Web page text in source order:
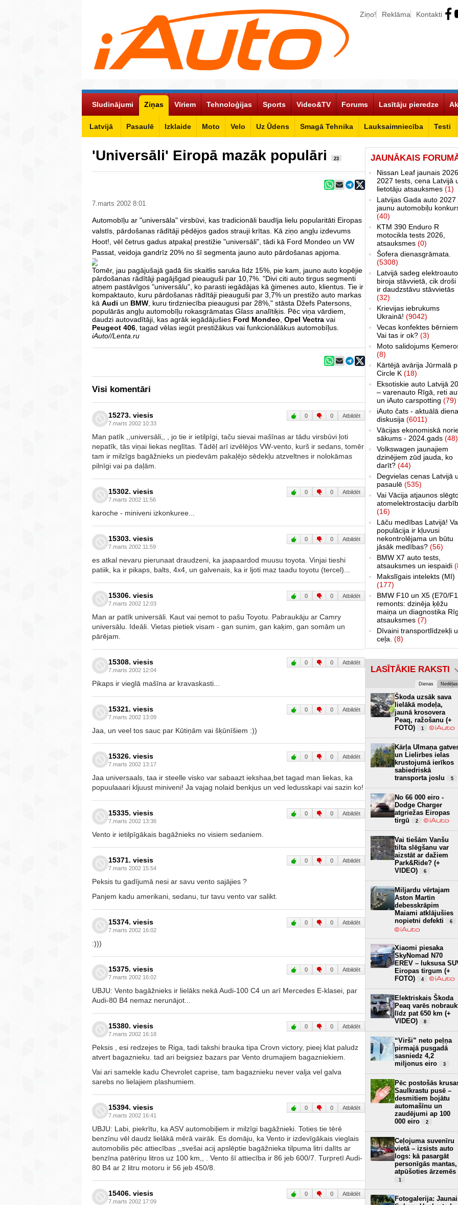
Ziņo! Reklāma Kontakti
Sludinājumi Ziņas
Latvijā Pasaulē Izklaide Moto Velo Uz Ūdens Smagā Tehnika Lauksaimniecība Testi
Vīriem Tehnoloģijas Sports Video&TV Forums Lasītāju pieredze
'Universāli' Eiropā mazāk populāri 23
7.marts 2002 8:01
Automobīļu ar "universāla" virsbūvi, kas tradicionāli baudīja lielu popularitāti Eiropas
valstīs, pārdošanas rādītāji pēdējos gados strauji krītas. Kā ziņo angļu izdevums
Hoot!, vēl četrus gadus atpakaļ prestižie "universāli", tādi kā Ford Mondeo un VW
Passat, veidoja gandrīz 20% no šī segmenta jauno auto pārdošanas apjoma.
Tomēr, jau pagājušajā gadā šis skaitlis saruka līdz 15%, pie kam, jauno auto kopējie
pārdošanas rādītāji pagājšgad pieauguši par 10,7%. "Divi citi auto tirgus segmenti
atņem pastāvīgos "universālu", ko parasti iegādājas kā ģimenes auto, klientus. Tie ir
kompaktauto, kuru pārdošanas rādītāji pieauguši par 3,7% un prestižo auto markas
kā Audi un BMW , kuru tirdzniecība pieaugusi par 28%," stāsta Džefs Patersons,
populārās angļu automobīļu rokasgrāmatas Glass analītiķis. Pēc viņa vārdiem,
daudzi autovadītāji, kas agrāk iegādājušies Ford Mondeo Opel Vectra vai
Peugeot 406 , tagad vēlas iegūt prestižākus vai funkcionālākus automobīļus.
iAuto//Lenta.ru
Visi komentāri
15273. viesis
7.marts 2002 10:33
0 0 Atbildēt
Man patīk ,,universāli,, , jo tie ir ietilpīgi, taču sievai mašīnas ar tādu virsbūvi ļoti
nepatīk, tās viņai liekas neglītas. Tādēļ arī izvēlējos VW-vento, kurš ir sedans, tomēr
tam ir milzīgs bagāžnieks un piedevām pakaļējo sēdekļu atzveltnes ir nolokāmas
pilnīgi vai pa daļām.
15302. viesis
7.marts 2002 11:56
0 0 Atbildēt
karoche - miniveni izkonkuree...
15303. viesis
7.marts 2002 11:59
0 0 Atbildēt
es atkal nevaru pierunaat draudzeni, ka jaapaardod muusu toyota. Vinjai tieshi
patiik, ka ir pikaps, balts, 4x4, un galvenais, ka ir ljoti maz taadu toyotu (tercel)...
15306. viesis
7.marts 2002 12:03
0 0 Atbildēt
Man ar patīk universāli. Kaut vai ņemot to pašu Toyotu. Pabraukāju ar Camry
universālu. Ideāli. Vietas pietiek visam - gan sunim, gan kaķim, gan somām un
pārējam.
15308. viesis
7.marts 2002 12:04
0 0 Atbildēt
Pikaps ir vieglā mašīna ar kravaskasti...
15321. viesis
7.marts 2002 13:09
0 0 Atbildēt
Jaa, un veel tos sauc par Kūtiņām vai šķūnīšiem :))
15326. viesis
7.marts 2002 13:17
0 0 Atbildēt
Jaa universaals, taa ir steelle visko var sabaazt iekshaa,bet tagad man liekas, ka
popuulaaari kljuust miniveni! Ja vajag nolaid benkjus un ved ledusskapi vai sazin ko!
15335. viesis
7.marts 2002 13:36
0 0 Atbildēt
Vento ir ietilpīgākais bagāžnieks no visiem sedaniem.
15371. viesis
7.marts 2002 15:54
0 0 Atbildēt
Peksis tu gadījumā nesi ar savu vento sajājies ?
Panjem kadu amerikani, sedanu, tur tavu vento var salikt.
15374. viesis
7.marts 2002 16:02
0 0 Atbildēt
:)))
15375. viesis
7.marts 2002 16:02
0 0 Atbildēt
UBJU: Vento bagāžnieks ir lielāks nekā Audi-100 C4 un arī Mercedes E-klasei, par
Audi-80 B4 nemaz nerunājot...
15380. viesis
7.marts 2002 16:18
0 0 Atbildēt
Peksis , esi redzejes te Riga, tadi takshi brauka tipa Crovn victory, pieej klat paludz
atvert bagaznieku. tad ari beigsiez bazars par Vento drumajiem bagazniekiem.
Vai ari samekle kadu Chevrolet caprise, tam bagaznieku never valja vel galva
sarebs no lielajiem plashumiem.
15394. viesis
7.marts 2002 16:41
0 0 Atbildēt
UBJU: Labi, piekrītu, ka ASV automobiļiem ir milzīgi bagāžnieki. Toties tie tērē
benzīnu vēl daudz lielākā mērā vairāk. Es domāju, ka Vento ir izdevīgākais vieglais
automobilis pēc attiecības ,,svešai acij apslēptie bagāžnieka tilpuma litri dalīts ar
benzīna patēriņu litros uz 100 km,, . Vento šī attiecība ir 86 jeb 600/7. Turpretī Audi-
80 B4 ar 2 litru motoru ir 56 jeb 450/8.
15406. viesis
7.marts 2002 17:09
0 0 Atbildēt
JAUNĀKAIS
Nissan Leaf jaunais
2027 tests, cena Latvijā
lietotāju atsauksmes (1)
Latvijas Gada auto 2027
jaunu automobiļu
(40)
KTM 390 Enduro R
motocikla tests 2026,
atsauksmes (0)
Šofera dienasgrāmata.
(5308)
Latvijā sadeg elektroauto
biroja stāvvietā, cik droši
ir daudzstāvu stāvvietās
(32)
Krievijas iebrukums
Ukrainā! (9042)
Vecas konfektes
Vai tas ir ok? (3)
Moto salidojums
(8)
Kārtējā avārija Jūrmalā
Circle K (18)
Eksotiskie auto Latvijā
– varenauto Rīgā, reti
un iAuto carspotting (79)
iAuto čats - aktuālā
diskusija (6011)
Vācijas ekonomiskā
sākums - 2024.gads (48)
Volkswagen jaunajiem
dzinējiem zūd jauda, ko
darīt? (44)
Degvielas cenas Latvijā
pasaulē (535)
Vai Vācija atjaunos
atomelektrostaciju
(16)
Lāču medības Latvijā!
populācija ir kļuvusi
nekontrolējama un būtu
jāsāk medības? (56)
BMW X7 auto tests,
atsauksmes un iespaidi
Makslīgais intelekts (MI)
(177)
BMW F10 un X5 (E70/
remonts: dzinēja ķēžu
maiņa un diagnostika
atsauksmes (7)
Dīvaini transportlīdzekļi
ceļa. (8)
LASĪTĀKIE RAKSTI
Dienas Nedēļas
Škoda uzsāk sava
lielākā modeļa,
jaunā krosovera
Peaq, ražošanu (+
FOTO)
1
Kārļa Ulmaņa
un Lielirbes ielas
krustojumā ierīkos
sabiedriskā
transporta joslu
5
No 66 000 eiro -
Dodge Charger
atgriežas Eiropas
tirgū
2
Vai tiešām Vanšu
tilta slēgšanu var
aizstāt ar dažiem
Park&Ride? (+
VIDEO)
6
Miljardu vērtajam
Aston Martin
debesskrāpim
Maiami atklājušies
nopietni defekti
6
Xiaomi piesaka
SkyNomad N70
EREV – luksusa
Eiropas tirgum (+
FOTO)
4
Elektriskais Škoda
Peaq varēs
līdz pat 650 km (+
VIDEO)
8
“Virši” neto peļņa
pirmajā pusgadā
sasniedz 4,2
miljonus eiro
3
Pēc postošās
Saulkrastu pusē –
desmitiem bojātu
automašīnu un
zaudējumi ap 100
000 eiro
2
Ceļojuma suvenīru
vietā – izsists auto
logs: kā pasargāt
personīgās mantas,
atpūšoties ārzemēs
1
Fotogalerija: